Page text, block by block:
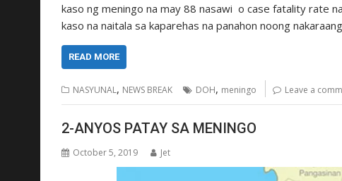
kaso ng meningo na may 88 nasawi o case fatality rate
kaso na naitala sa kaparehas na panahon noong
READ MORE
NASYUNAL, NEWS BREAK DOH, meningo Leave a
2-ANYOS PATAY SA MENINGO
October 5, 2019 Jet